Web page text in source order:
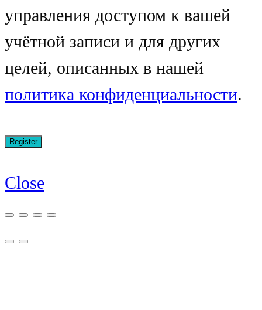
управления доступом к вашей
учётной записи и для других
целей, описанных в нашей
политика конфиденциальности.
Close